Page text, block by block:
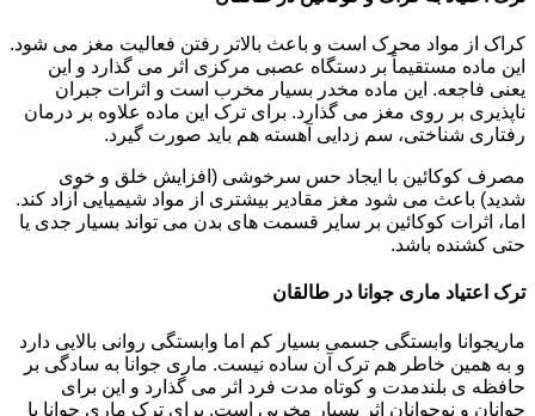
کراک از مواد محرک است و باعث بالاتر رفتن فعالیت مغز می شود.
این ماده مستقیماً بر دستگاه عصبی مرکزی اثر می گذارد و این
یعنی فاجعه. این ماده مخدر بسیار مخرب است و اثرات جبران
ناپذیری بر روی مغز می گذارد. برای ترک این ماده علاوه بر درمان
رفتاری شناختی، سم زدایی آهسته هم باید صورت گیرد.
مصرف کوکائین با ایجاد حس سرخوشی (افزایش خلق و خوی
شدید) باعث می شود مغز مقادیر بیشتری از مواد شیمیایی آزاد کند.
اما، اثرات کوکائین بر سایر قسمت های بدن می تواند بسیار جدی یا
حتی کشنده باشد.
ترک اعتیاد ماری جوانا در طالقان
ماریجوانا وابستگی جسمی بسیار کم اما وابستگی روانی بالایی دارد
و به همین خاطر هم ترک آن ساده نیست. ماری جوانا به سادگی بر
حافظه ی بلندمدت و کوتاه مدت فرد اثر می گذارد و این برای
جوانان و نوجوانان اثر بسیار مخربی است. برای ترک ماری جوانا یا